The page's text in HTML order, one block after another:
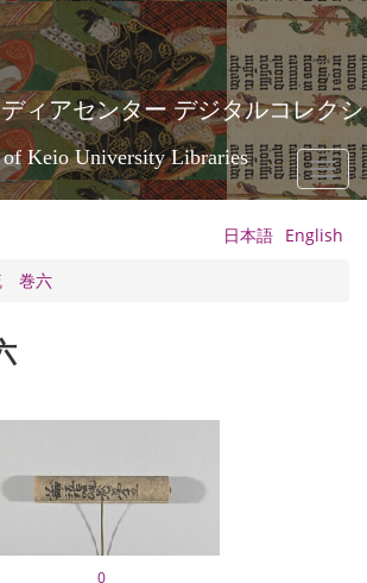
ィアセンター デジタルコレクシ
Keio University Libraries
Toggle
日本語 English
巻六
0